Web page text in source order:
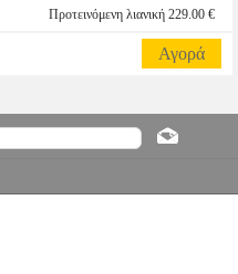
Προτεινόμενη λιανική 229.00 €
Αγορά